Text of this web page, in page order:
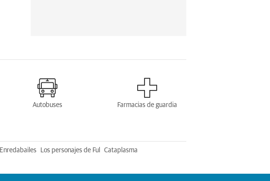
Autobuses Farmacias de guardia
Enredabailes Los personajes de Ful Cataplasma